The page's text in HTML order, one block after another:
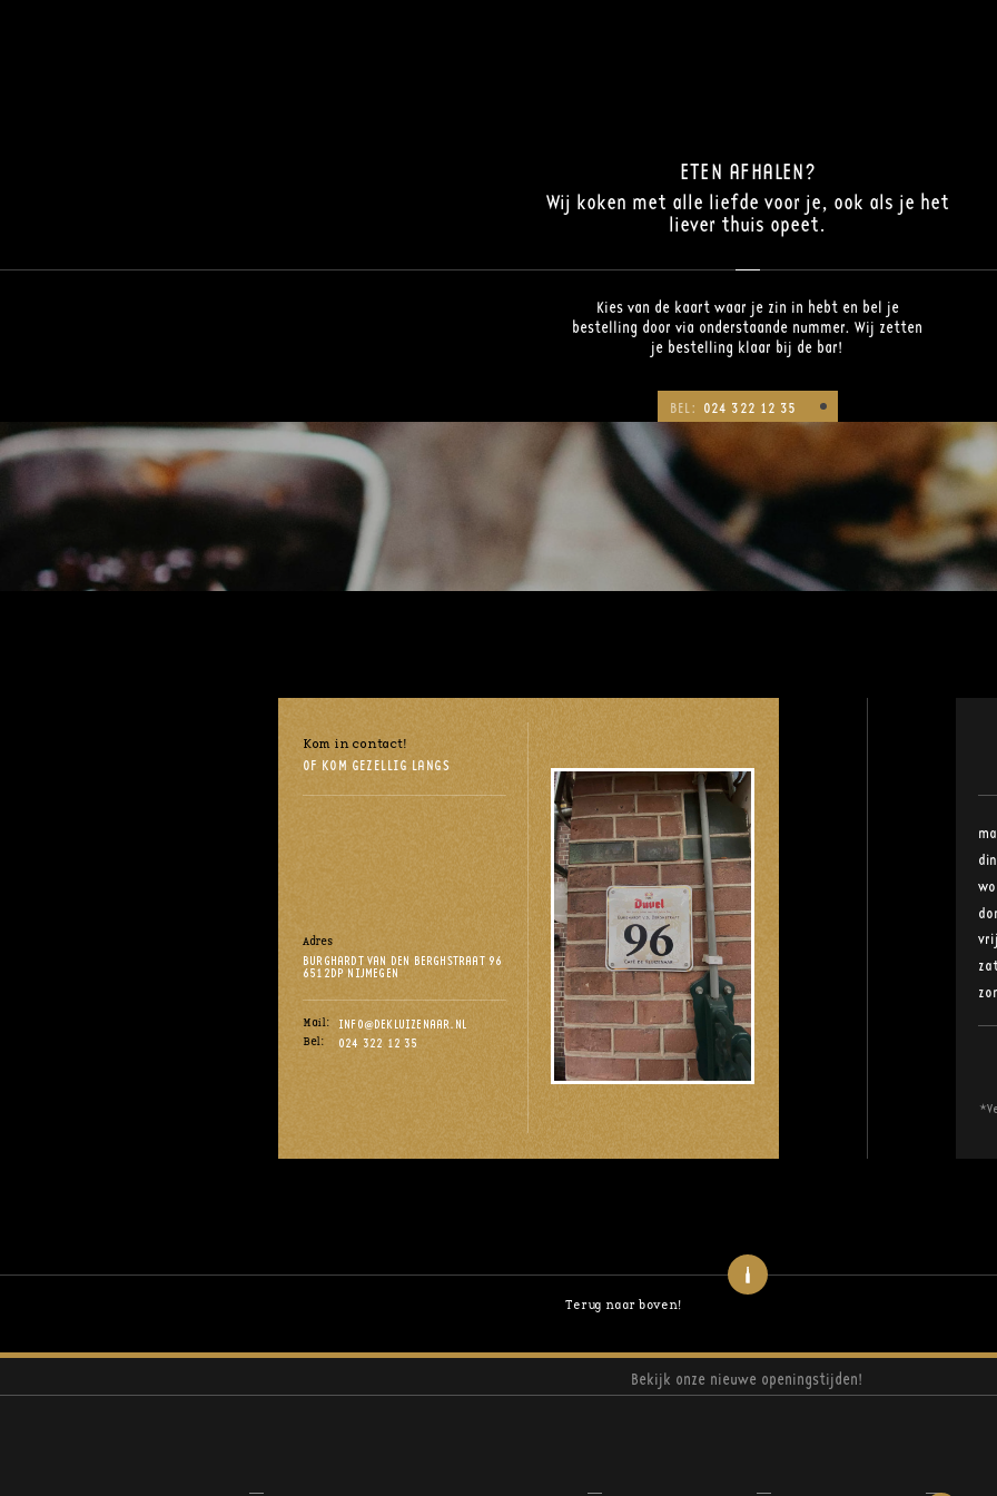
ETEN AFHALEN?
Wij koken met alle liefde voor je, ook als je het
liever thuis opeet.
Kies van de kaart waar je zin in hebt en bel je
bestelling door via onderstaande nummer. Wij zetten
je bestelling klaar bij de bar!
BEL: 024 322 12 35
Kom in contact!
OF KOM GEZELLIG LANGS
Adres
BURGHARDT VAN DEN BERGHSTRAAT 96
6512DP NIJMEGEN
Mail: INFO@DEKLUIZENAAR.NL
Bel: 024 322 12 35
Terug naar boven!
Bekijk onze nieuwe openingstijden!